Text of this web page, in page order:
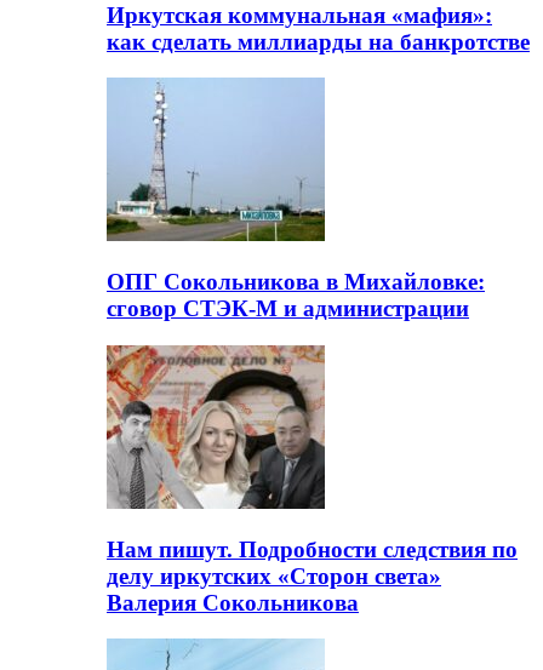
Иркутская коммунальная «мафия»:
как сделать миллиарды на банкротстве
ОПГ Сокольникова в Михайловке:
сговор СТЭК-М и администрации
Нам пишут. Подробности следствия по
делу иркутских «Сторон света»
Валерия Сокольникова